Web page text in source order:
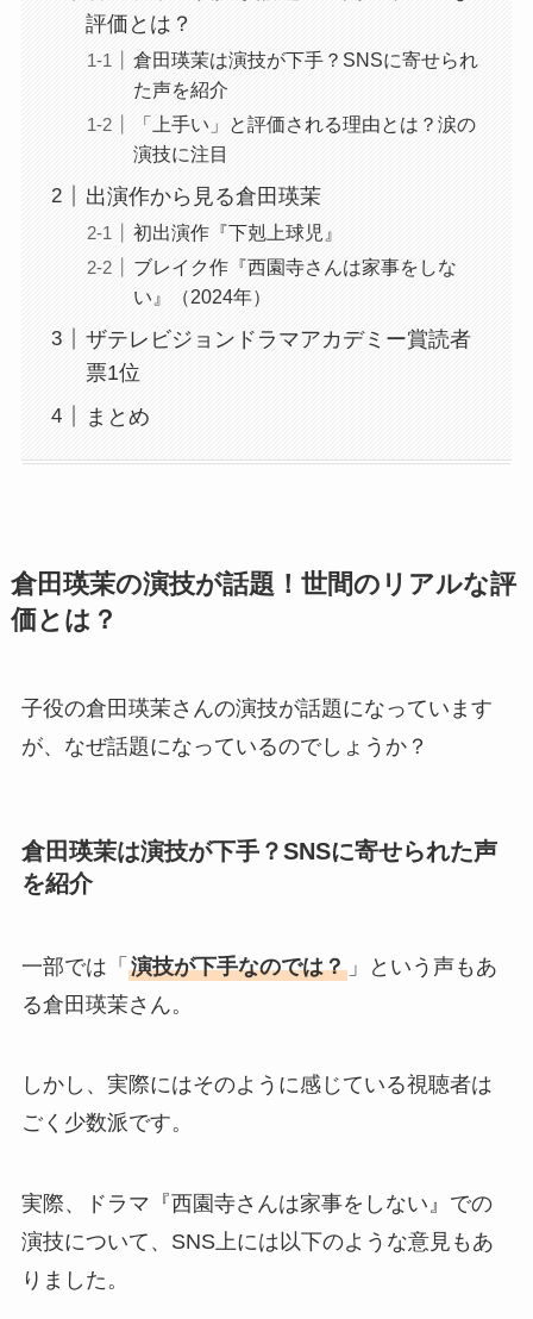
評価とは？
倉田瑛茉は演技が下手？SNSに寄せられ
た声を紹介
「上手い」と評価される理由とは？涙の
演技に注目
出演作から見る倉田瑛茉
初出演作『下剋上球児』
ブレイク作『西園寺さんは家事をしな
い』（2024年）
ザテレビジョンドラマアカデミー賞読者
票1位
まとめ
倉田瑛茉の演技が話題！世間のリアルな評
価とは？
子役の倉田瑛茉さんの演技が話題になっています
が、なぜ話題になっているのでしょうか？
倉田瑛茉は演技が下手？SNSに寄せられた声
を紹介
一部では「 演技が下手なのでは？」という声もあ
る倉田瑛茉さん。
しかし、実際にはそのように感じている視聴者は
ごく少数派です。
実際、ドラマ『西園寺さんは家事をしない』での
演技について、SNS上には以下のような意見もあ
りました。